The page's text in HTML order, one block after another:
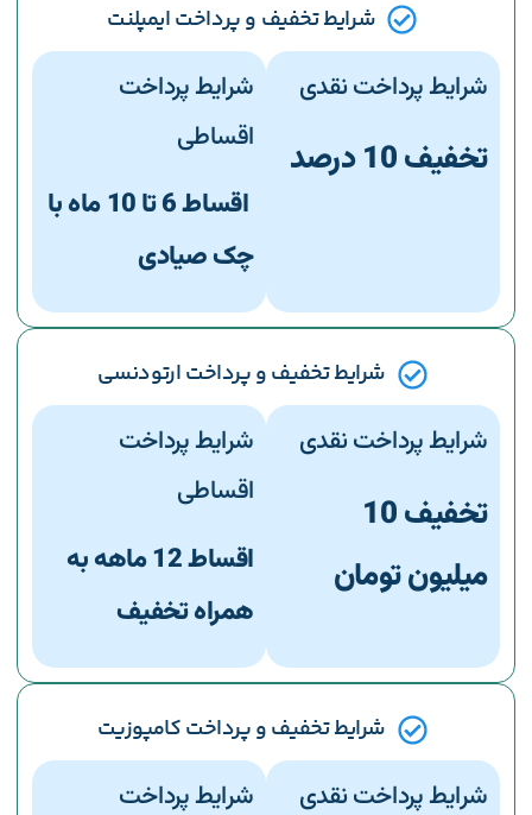
شرایط تخفیف و پرداخت ایمپلنت
شرایط پرداخت نقدی
تخفیف 10 درصد
شرایط پرداخت
اقساطی
اقساط 6 تا 10 ماه با
چک صیادی
شرایط تخفیف و پرداخت ارتودنسی
شرایط پرداخت نقدی
تخفیف 10
میلیون تومان
شرایط پرداخت
اقساطی
اقساط 12 ماهه به
همراه تخفیف
شرایط تخفیف و پرداخت کامپوزیت
شرایط پرداخت نقدی شرایط پرداخت